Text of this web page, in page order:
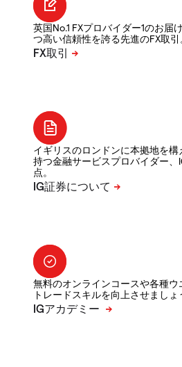
英国No.1 FXプロバイダー1のお届
つ高い信頼性を誇る先進のFX取引
イギリスのロンドンに本拠地を
持つ金融サービスプロバイダー、
点。
無料のオンラインコースや各種
トレードスキルを向上させましょ